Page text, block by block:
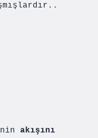
akışını